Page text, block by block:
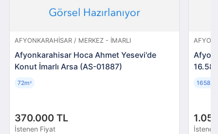
AFYONKARAHISAR / MERKEZ - İMARLI
Afyonkarahisar Hoca Ahmet Yesevi'de
Konut İmarlı Arsa (AS-01887)
370.000 TL
İstenen Fiyat
72m²